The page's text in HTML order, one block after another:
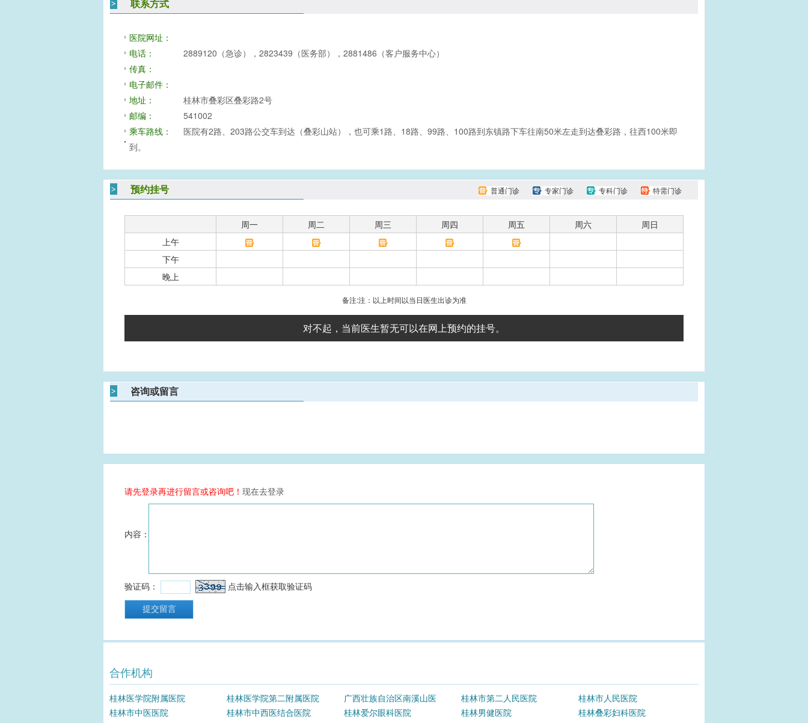
联系方式
医院网址：
电话：
2889120（急诊），2823439（医务部），2881486（客户服务中心）
传真：
电子邮件：
地址：
桂林市叠彩区叠彩路2号
邮编：
541002
乘车路线：
医院有2路、203路公交车到达（叠彩山站），也可乘1路、18路、99路、100路到东镇路下车往南50米左走到达叠彩路，往西100米即
到。
普通门诊 专家门诊 专科门诊 特需门诊
预约挂号
周一 周二 周三 周四 周五 周六
周日
上午
下午
晚上
备注:注：以上时间以当日医生出诊为准
对不起，当前医生暂无可以在网上预约的挂号。
合作机构
桂林医学院附属医院 桂林医学院第二附属医院
广西壮族自治区南溪山医
院
桂林市第二人民医院
桂林市人民医院
桂林市中医医院
桂林市中西医结合医院 桂林爱尔眼科医院 桂林男健医院 桂林叠彩妇科医院